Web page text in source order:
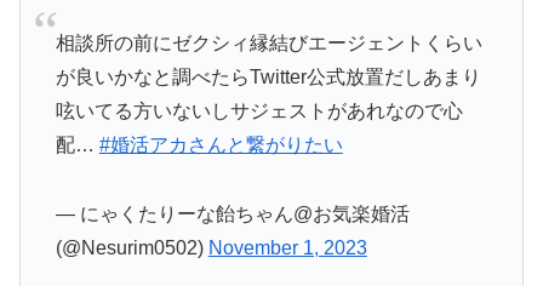
相談所の前にゼクシィ縁結びエージェントくらい
が良いかなと調べたらTwitter公式放置だしあまり
呟いてる方いないしサジェストがあれなので心
配… #婚活アカさんと繋がりたい
— にゃくたりーな飴ちゃん@お気楽婚活
(@Nesurim0502) November 1, 2023